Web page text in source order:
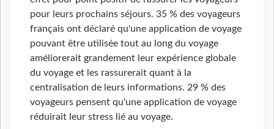
pour leurs prochains séjours. 35 % des voyageurs
français ont déclaré qu'une application de voyage
pouvant être utilisée tout au long du voyage
améliorerait grandement leur expérience globale
du voyage et les rassurerait quant à la
centralisation de leurs informations. 29 % des
voyageurs pensent qu'une application de voyage
réduirait leur stress lié au voyage.